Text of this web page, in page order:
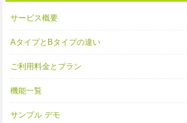
サービス概要
AタイプとBタイプの違い
ご利用料金とプラン
機能一覧
サンプル デモ